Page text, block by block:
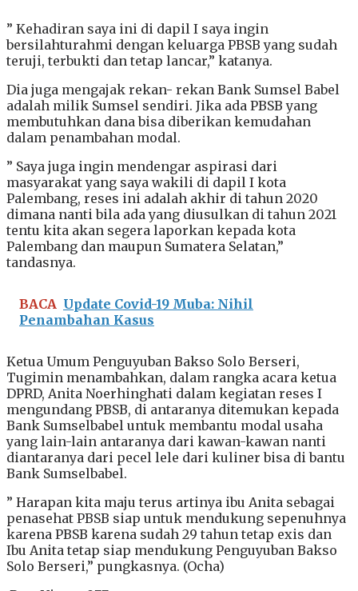
” Kehadiran saya ini di dapil I saya ingin
bersilahturahmi dengan keluarga PBSB yang sudah
teruji, terbukti dan tetap lancar,” katanya.
Dia juga mengajak rekan- rekan Bank Sumsel Babel
adalah milik Sumsel sendiri. Jika ada PBSB yang
membutuhkan dana bisa diberikan kemudahan
dalam penambahan modal.
” Saya juga ingin mendengar aspirasi dari
masyarakat yang saya wakili di dapil I kota
Palembang, reses ini adalah akhir di tahun 2020
dimana nanti bila ada yang diusulkan di tahun 2021
tentu kita akan segera laporkan kepada kota
Palembang dan maupun Sumatera Selatan,”
tandasnya.
BACA Update Covid-19 Muba: Nihil
Penambahan Kasus
Ketua Umum Penguyuban Bakso Solo Berseri,
Tugimin menambahkan, dalam rangka acara ketua
DPRD, Anita Noerhinghati dalam kegiatan reses I
mengundang PBSB, di antaranya ditemukan kepada
Bank Sumselbabel untuk membantu modal usaha
yang lain-lain antaranya dari kawan-kawan nanti
diantaranya dari pecel lele dari kuliner bisa di bantu
Bank Sumselbabel.
” Harapan kita maju terus artinya ibu Anita sebagai
penasehat PBSB siap untuk mendukung sepenuhnya
karena PBSB karena sudah 29 tahun tetap exis dan
Ibu Anita tetap siap mendukung Penguyuban Bakso
Solo Berseri,” pungkasnya. (Ocha)